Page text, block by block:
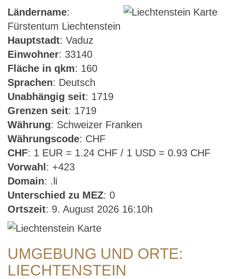
Ländername:
Fürstentum Liechtenstein
Hauptstadt: Vaduz
Einwohner: 33140
Fläche in qkm: 160
Sprachen: Deutsch
Unabhängig seit: 1719
Grenzen seit: 1719
Währung: Schweizer Franken
Währungscode: CHF
CHF: 1 EUR = 1.24 CHF / 1 USD = 0.93 CHF
Vorwahl : +423
Domain: .li
Unterschied zu MEZ: 0
Ortszeit: 9. August 2026 16:10h
UMGEBUNG UND ORTE:
LIECHTENSTEIN